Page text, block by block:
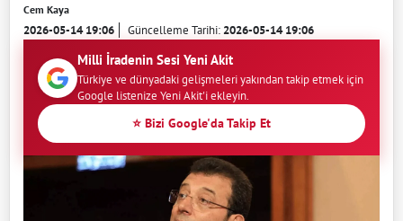
Cem Kaya
2026-05-14 19:06 Güncelleme Tarihi:2026-05-14 19:06
Milli İradenin Sesi Yeni Akit
Türkiye ve dünyadaki gelişmeleri yakından takip etmek için
Google listenize Yeni Akit'i ekleyin.
⭐ Bizi Google'da Takip Et